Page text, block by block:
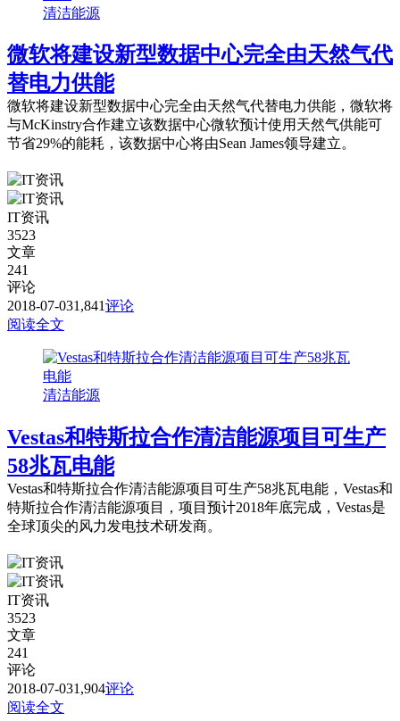
清洁能源
微软将建设新型数据中心完全由天然气代
替电力供能
微软将建设新型数据中心完全由天然气代替电力供能，微软将
与McKinstry合作建立该数据中心微软预计使用天然气供能可
节省29%的能耗，该数据中心将由Sean James领导建立。
IT资讯
3523
文章
241
评论
2018-07-031,841评论
阅读全文
清洁能源
Vestas和特斯拉合作清洁能源项目可生产
58兆瓦电能
Vestas和特斯拉合作清洁能源项目可生产58兆瓦电能，Vestas和
特斯拉合作清洁能源项目，项目预计2018年底完成，Vestas是
全球顶尖的风力发电技术研发商。
IT资讯
3523
文章
241
评论
2018-07-031,904评论
阅读全文